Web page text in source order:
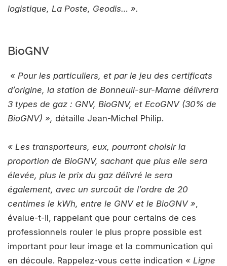
logistique, La Poste, Geodis… ».
BioGNV
« Pour les particuliers, et par le jeu des certificats
d’origine, la station de Bonneuil-sur-Marne délivrera
3 types de gaz : GNV, BioGNV, et EcoGNV (30% de
BioGNV) », détaille Jean-Michel Philip.
« Les transporteurs, eux, pourront choisir la
proportion de BioGNV, sachant que plus elle sera
élevée, plus le prix du gaz délivré le sera
également, avec un surcoût de l’ordre de 20
centimes le kWh, entre le GNV et le BioGNV »
évalue-t-il, rappelant que pour certains de ces
professionnels rouler le plus propre possible est
important pour leur image et la communication qui
en découle. Rappelez-vous cette indication « Ligne